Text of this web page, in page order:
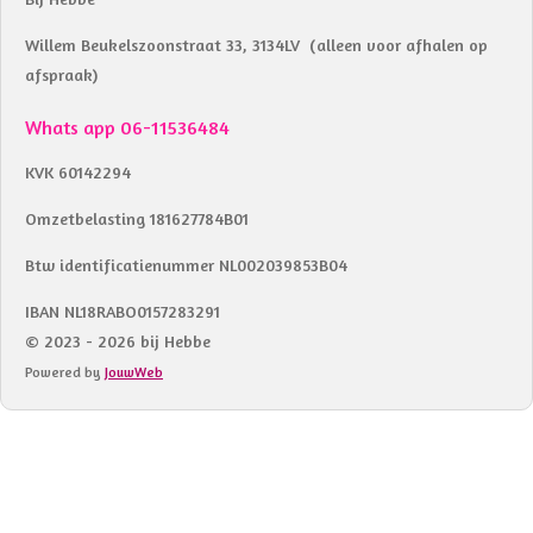
Willem Beukelszoonstraat 33, 3134LV (alleen voor afhalen op
afspraak)
Whats app 06-11536484
KVK 60142294
Omzetbelasting 181627784B01
Btw identificatienummer NL002039853B04
IBAN NL18RABO0157283291
© 2023 - 2026 bij Hebbe
Powered by JouwWeb